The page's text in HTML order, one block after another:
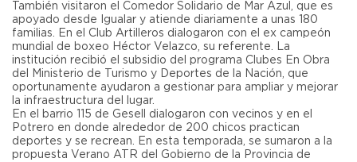
También visitaron el Comedor Solidario de Mar Azul, que es
apoyado desde Igualar y atiende diariamente a unas 180
familias. En el Club Artilleros dialogaron con el ex campeón
mundial de boxeo Héctor Velazco, su referente. La
institución recibió el subsidio del programa Clubes En Obra
del Ministerio de Turismo y Deportes de la Nación, que
oportunamente ayudaron a gestionar para ampliar y mejorar
la infraestructura del lugar.
En el barrio 115 de Gesell dialogaron con vecinos y en el
Potrero en donde alrededor de 200 chicos practican
deportes y se recrean. En esta temporada, se sumaron a la
propuesta Verano ATR del Gobierno de la Provincia de